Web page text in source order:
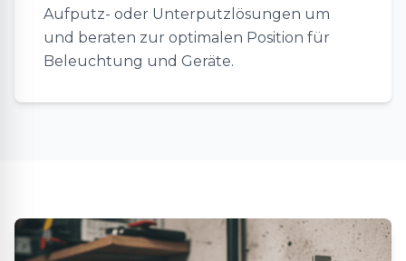
Aufputz- oder Unterputzlösungen um
und beraten zur optimalen Position für
Beleuchtung und Geräte.